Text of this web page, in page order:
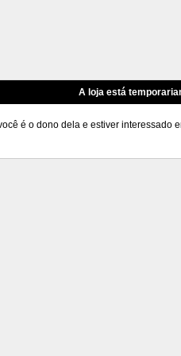
A loja está
é o dono dela e estiver interessado